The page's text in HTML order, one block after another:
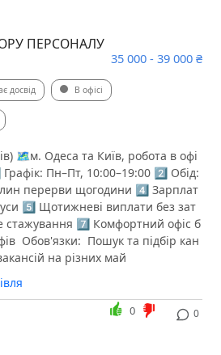
ПЕРСОНАЛУ
35 000 - 39 000 ₴
досвід В офісі
🗺м. Одеса та Київ, робота в офі
Пн–Пт, 10:00–19:00 2️⃣ Обід:
перерви щогодини 4️⃣ Зарплат
5️⃣ Щотижневі виплати без зат
7️⃣ Комфортний офіс б
Обов'язки: ️ Пошук та підбір кан
на різних май
0
0